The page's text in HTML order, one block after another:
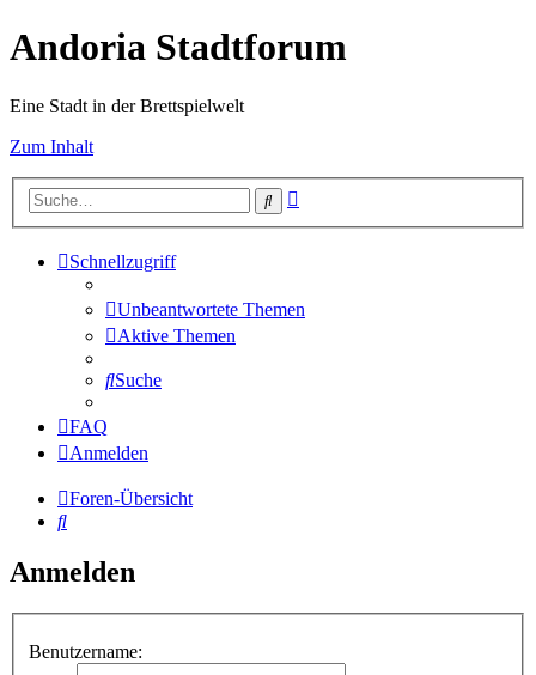
Andoria Stadtforum
Eine Stadt in der Brettspielwelt
Zum Inhalt
Suche
Schnellzugriff
Unbeantwortete Themen
Aktive Themen
Suche
FAQ
Anmelden
Foren-Übersicht
Suche
Anmelden
Benutzername: